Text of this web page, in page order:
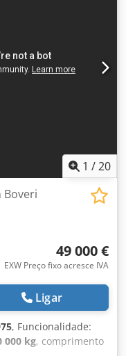
1 /20
Boveri
49 000 €
EXW Preço fixo acresce IVA
Ligar
, Funcionalidade:
000 kg, comprimento